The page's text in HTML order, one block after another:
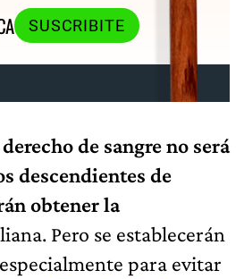
SUSCRIBITE
derecho de sangre no será
descendientes de
obtener la
Pero se establecerán
para evitar